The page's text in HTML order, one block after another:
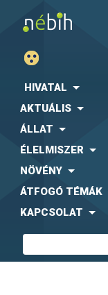
HIVATAL
AKTUÁLIS
ÁLLAT
ÉLELMISZER
NÖVÉNY
ÁTFOGÓ TÉMÁK
KAPCSOLAT